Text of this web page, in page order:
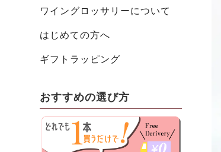
ワイングロッサリーについて
はじめての方へ
ギフトラッピング
おすすめの選び方